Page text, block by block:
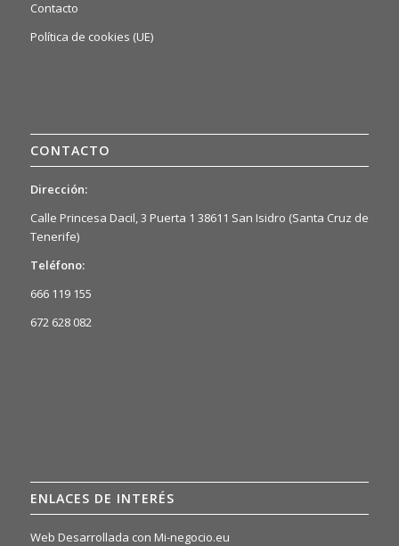
Contacto
Política de cookies (UE)
CONTACTO
Dirección:
Calle Princesa Dacil, 3 Puerta 1 38611 San Isidro (Santa Cruz de
Tenerife)
Teléfono:
666 119 155
672 628 082
ENLACES DE INTERÉS
Web Desarrollada con Mi-negocio.eu